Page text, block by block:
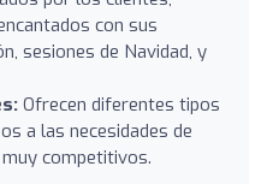
con sus
sesiones de Navidad, y
Ofrecen diferentes tipos
a las necesidades de
competitivos.